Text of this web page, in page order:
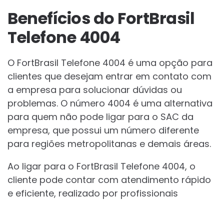
Benefícios do FortBrasil
Telefone 4004
O FortBrasil Telefone 4004 é uma opção para
clientes que desejam entrar em contato com
a empresa para solucionar dúvidas ou
problemas. O número 4004 é uma alternativa
para quem não pode ligar para o SAC da
empresa, que possui um número diferente
para regiões metropolitanas e demais áreas.
Ao ligar para o FortBrasil Telefone 4004, o
cliente pode contar com atendimento rápido
e eficiente, realizado por profissionais